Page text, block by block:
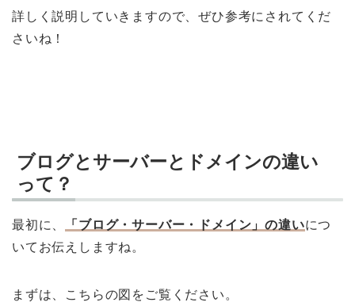
詳しく説明していきますので、ぜひ参考にされてくだ
さいね！
ブログとサーバーとドメインの違い
って？
最初に、 「ブログ・サーバー・ドメイン」の違いにつ
いてお伝えしますね。
まずは、こちらの図をご覧ください。